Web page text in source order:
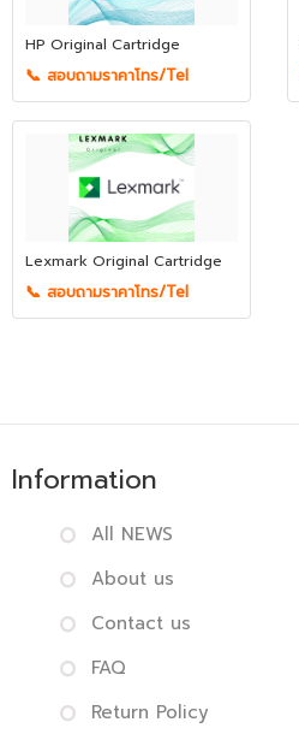
HP Original Cartridge
📞 สอบถามราคาโทร/Tel
Lexmark Original Cartridge
📞 สอบถามราคาโทร/Tel
Information
All NEWS
About us
Contact us
FAQ
Return Policy